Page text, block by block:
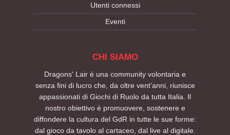
Utenti connessi
Eventi
CHI SIAMO
Dragons' Lair è una community volontaria e
senza fini di lucro che, da oltre vent’anni, riunisce
appassionati di Giochi di Ruolo da tutta Italia. Il
nostro obiettivo è promuovere, sostenere e
diffondere la cultura del GdR in tutte le sue forme:
dal gioco da tavolo al cartaceo, dal live al digitale.